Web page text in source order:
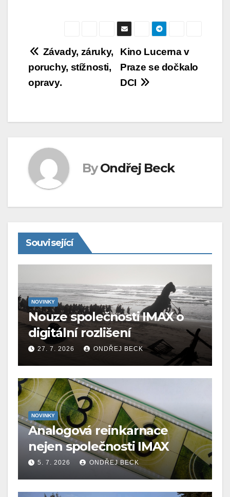
Navigace
pro
Kino Lucerna v
Praze se dočkalo
DCI
Závady, záruky,
poruchy, stížnosti,
opravy.
By Ondřej Beck
Související
NOVINKY
Nouze společnosti IMAX o
digitální rozlišení
27. 7. 2026 ONDŘEJ BECK
NOVINKY
Analogová reinkarnace
nejen společnosti IMAX
5. 7. 2026 ONDŘEJ BECK